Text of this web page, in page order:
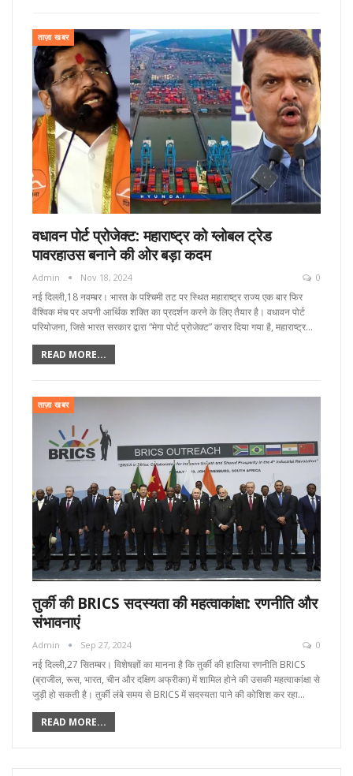
ताज़ा खबर
वधावन पोर्ट प्रोजेक्ट: महाराष्ट्र को ग्‍लोबल ट्रेड
पावरहाउस बनाने की ओर बड़ा कदम
Admin Nov 18, 2024 0
नई दिल्ली,18 नवम्बर। भारत के पश्चिमी तट पर स्थित महाराष्ट्र राज्य एक बार फिर
वैश्विक मंच पर अपनी आर्थिक शक्ति का प्रदर्शन करने के लिए तैयार है। वधावन पोर्ट
परियोजना, जिसे भारत सरकार द्वारा “मेगा पोर्ट प्रोजेक्ट” करार दिया गया है, महाराष्ट्र…
READ MORE...
ताज़ा खबर
तुर्की की BRICS सदस्यता की महत्वाकांक्षा: रणनीति और
संभावनाएं
Admin Sep 27, 2024 0
नई दिल्ली,27 सितम्बर। विशेषज्ञों का मानना है कि तुर्की की हालिया रणनीति BRICS
(ब्राजील, रूस, भारत, चीन और दक्षिण अफ्रीका) में शामिल होने की उसकी महत्वाकांक्षा से
जुड़ी हो सकती है। तुर्की लंबे समय से BRICS में सदस्यता पाने की कोशिश कर रहा…
READ MORE...